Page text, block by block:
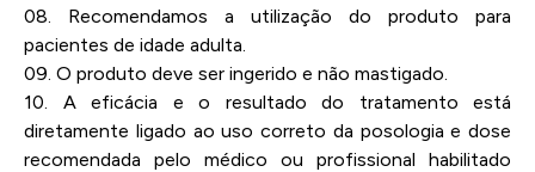
08. Recomendamos a utilização do produto para
pacientes de idade adulta.
09. O produto deve ser ingerido e não mastigado.
10. A eficácia e o resultado do tratamento está
diretamente ligado ao uso correto da posologia e dose
recomendada pelo médico ou profissional habilitado